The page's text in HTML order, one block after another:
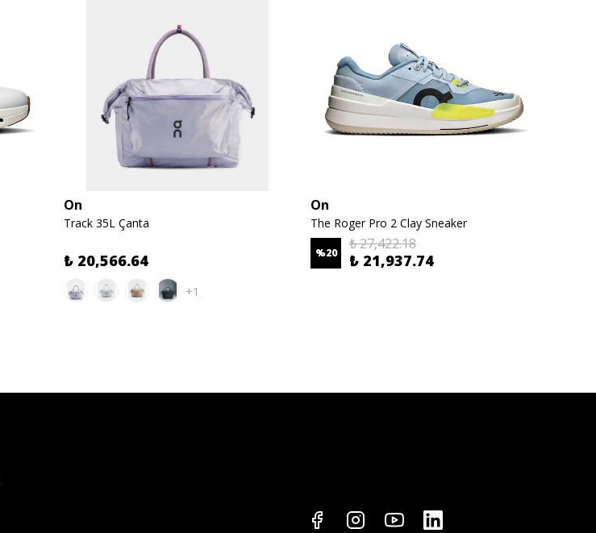
On
Track 35L Çanta
₺ 20,566.64
+1
On
The Roger Pro 2 Clay Sneaker
%20
₺ 27,422.18
₺ 21,937.74